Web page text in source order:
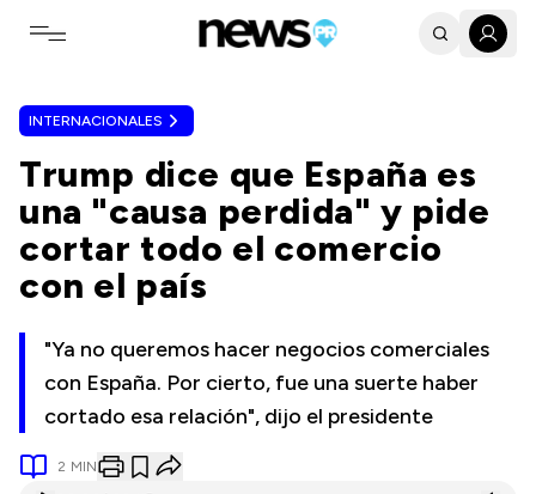
Toggle navigation menu
INTERNACIONALES
Trump dice que España es
una "causa perdida" y pide
cortar todo el comercio
con el país
"Ya no queremos hacer negocios comerciales
con España. Por cierto, fue una suerte haber
cortado esa relación", dijo el presidente
2 MIN